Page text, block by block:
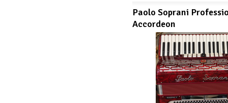
Paolo Soprani
Accordeon